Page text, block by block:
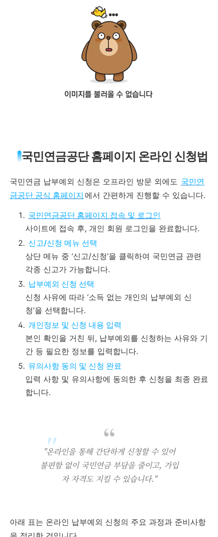
국민연금공단 홈페이지 온라인 신청법
국민연금 납부예외 신청은 오프라인 방문 외에도 국민연
금공단 공식 홈페이지 에서 간편하게 진행할 수 있습니다.
국민연금공단 홈페이지 접속 및 로그인
사이트에 접속 후, 개인 회원 로그인을 완료합니다.
신고/신청 메뉴 선택
상단 메뉴 중 ‘신고/신청’을 클릭하여 국민연금 관련
각종 신고가 가능합니다.
납부예외 신청 선택
신청 사유에 따라 ‘소득 없는 개인의 납부예외 신
청’을 선택합니다.
개인정보 및 신청 내용 입력
본인 확인을 거친 뒤, 납부예외를 신청하는 사유와 기
간 등 필요한 정보를 입력합니다.
유의사항 동의 및 신청 완료
입력 사항 및 유의사항에 동의한 후 신청을 최종 완료
합니다.
"온라인을 통해 간단하게 신청할 수 있어
불편함 없이 국민연금 부담을 줄이고, 가입
자 자격도 지킬 수 있습니다."
아래 표는 온라인 납부예외 신청의 주요 과정과 준비사항